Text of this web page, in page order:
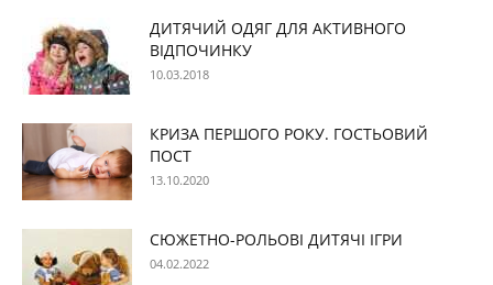
ДИТЯЧИЙ ОДЯГ ДЛЯ АКТИВНОГО
ВІДПОЧИНКУ
10.03.2018
КРИЗА ПЕРШОГО РОКУ. ГОСТЬОВИЙ
ПОСТ
13.10.2020
СЮЖЕТНО-РОЛЬОВІ ДИТЯЧІ ІГРИ
04.02.2022